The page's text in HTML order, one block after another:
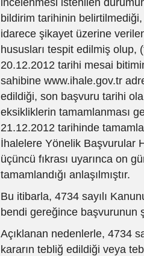
bildirim tarihinin
idarece şikayet üzerine
hususları tespit edilmiş
20.12.2012 tarihi mesai
sahibine www.ihale.gov.tr
edildiği, son başvuru tarihi
eksikliklerin tamamlanması
21.12.2012 tarihinde
İhalelere Yönelik Başvurular
üçüncü fıkrası uyarınca on
tamamlandığı anlaşılmıştır.
Bu itibarla, 4734 sayılı
bendi gereğince başvurunun
Açıklanan nedenlerle, 4734
kararın tebliğ edildiği veya